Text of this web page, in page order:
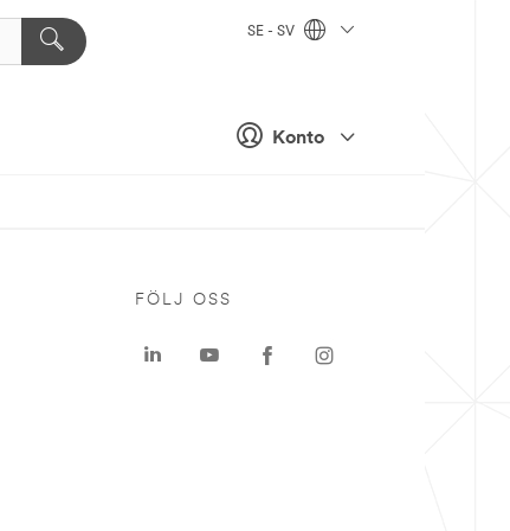
Konto
SE - SV
FÖLJ OSS